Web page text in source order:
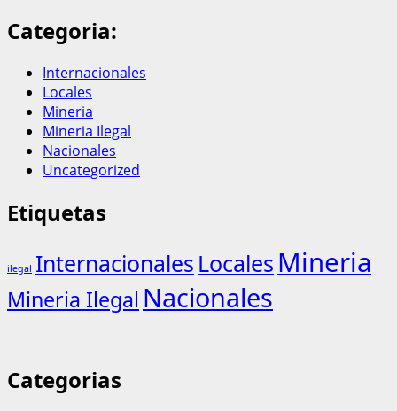
Categoria:
Internacionales
Locales
Mineria
Mineria Ilegal
Nacionales
Uncategorized
Etiquetas
ilegal Internacionales Locales Mineria
Mineria Ilegal Nacionales
Categorias